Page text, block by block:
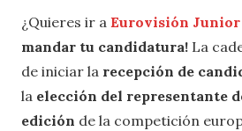
¿Quieres ir a Eurovisión Junior
mandar tu candidatura! La
de iniciar la recepción de
la elección del representante
edición de la competición